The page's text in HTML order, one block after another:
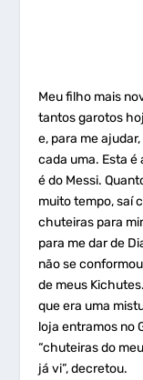
Meu filho mais
tantos garotos
e, para me
cada uma. Esta é
é do Messi.
muito tempo, saí
chuteiras para
para me dar de
não se
de meus
que era uma
loja entramos no
“chuteiras do
já vi”, decretou.